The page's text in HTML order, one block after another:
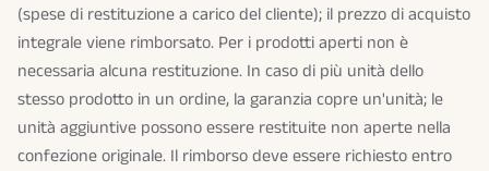
(spese di restituzione a carico del cliente); il prezzo di acquisto
integrale viene rimborsato. Per i prodotti aperti non è
necessaria alcuna restituzione. In caso di più unità dello
stesso prodotto in un ordine, la garanzia copre un'unità; le
unità aggiuntive possono essere restituite non aperte nella
confezione originale. Il rimborso deve essere richiesto entro